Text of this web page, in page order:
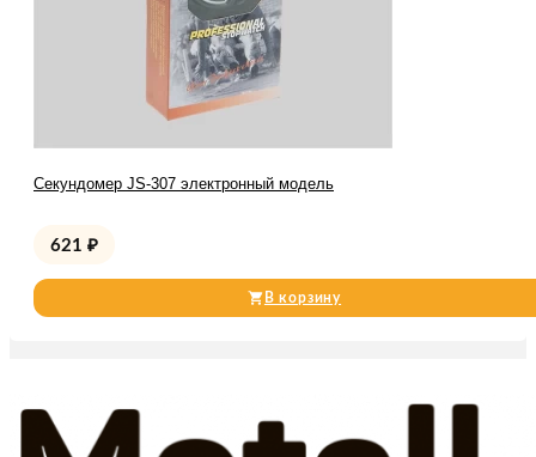
Секундомер JS-307 электронный модель
621 ₽
В корзину